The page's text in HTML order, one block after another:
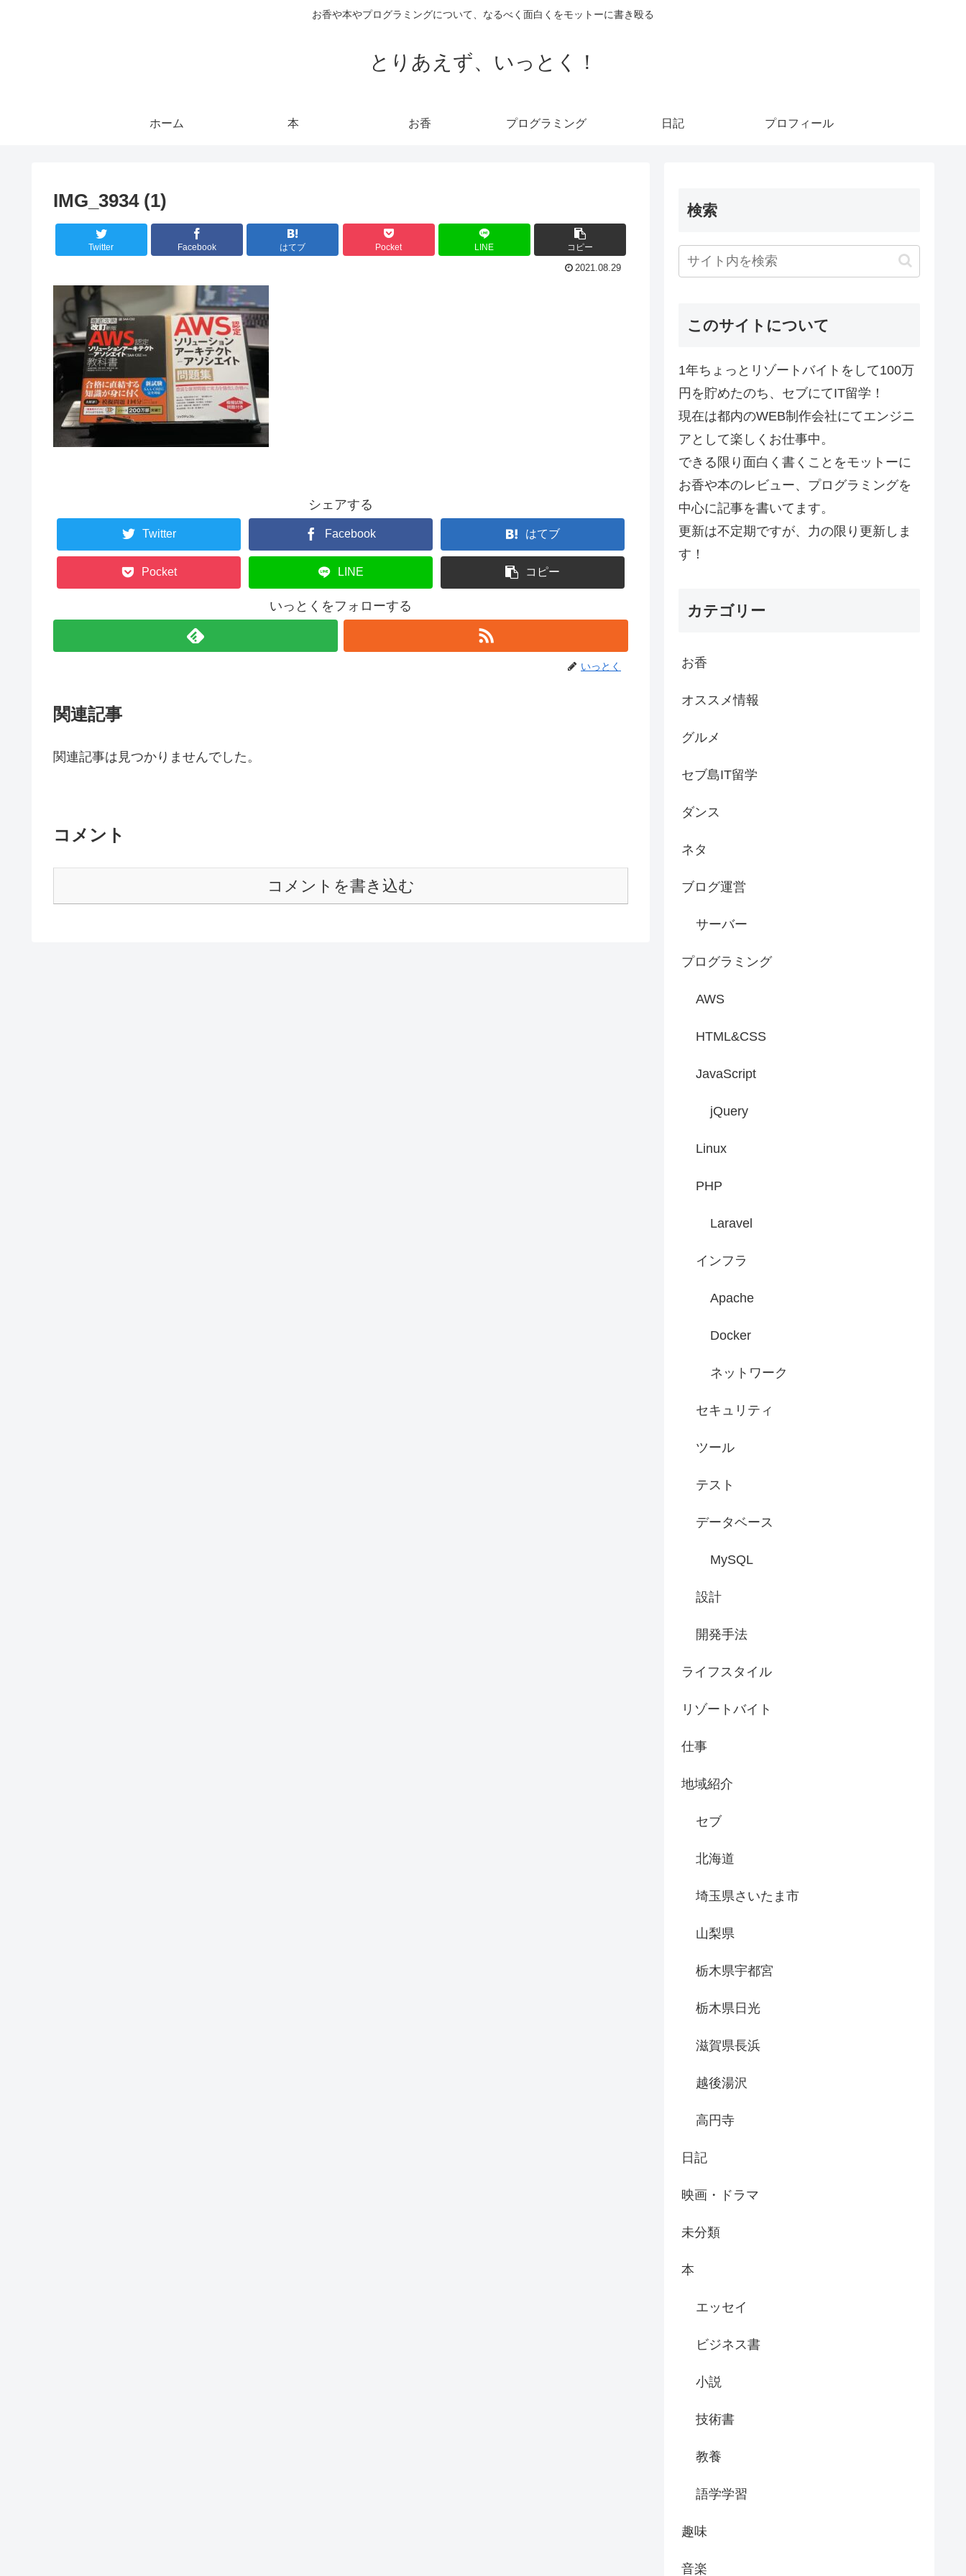
お香や本やプログラミングについて、なるべく面白くをモットーに書き殴る
とりあえず、いっとく！
ホーム 本 お香 プログラミング 日記 プロフィール
IMG_3934 (1)
Twitter Facebook はてブ Pocket LINE コピー
2021.08.29
シェアする
Twitter Facebook はてブ
Pocket LINE コピー
いっとくをフォローする
いっとく
関連記事
関連記事は見つかりませんでした。
コメント
コメントを書き込む
検索
このサイトについて
1年ちょっとリゾートバイトをして100万
円を貯めたのち、セブにてIT留学！
現在は都内のWEB制作会社にてエンジニ
アとして楽しくお仕事中。
できる限り面白く書くことをモットーに
お香や本のレビュー、プログラミングを
中心に記事を書いてます。
更新は不定期ですが、力の限り更新しま
す！
カテゴリー
お香
オススメ情報
グルメ
セブ島IT留学
ダンス
ネタ
ブログ運営
サーバー
プログラミング
AWS
HTML&CSS
JavaScript
jQuery
Linux
PHP
Laravel
インフラ
Apache
Docker
ネットワーク
セキュリティ
ツール
テスト
データベース
MySQL
設計
開発手法
ライフスタイル
リゾートバイト
仕事
地域紹介
セブ
北海道
埼玉県さいたま市
山梨県
栃木県宇都宮
栃木県日光
滋賀県長浜
越後湯沢
高円寺
日記
映画・ドラマ
未分類
本
エッセイ
ビジネス書
小説
技術書
教養
語学学習
趣味
音楽